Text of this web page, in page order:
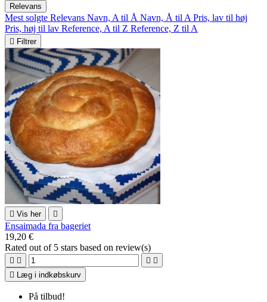
Relevans
Mest solgte Relevans Navn, A til Å Navn, Å til A Pris, lav til høj
Pris, høj til lav Reference, A til Z Reference, Z til A
 Filtrer
 Vis her 
Ensaimada fra bageriet
19,20 €
Rated out of 5 stars based on review(s)
   

Læg i indkøbskurv
På tilbud!